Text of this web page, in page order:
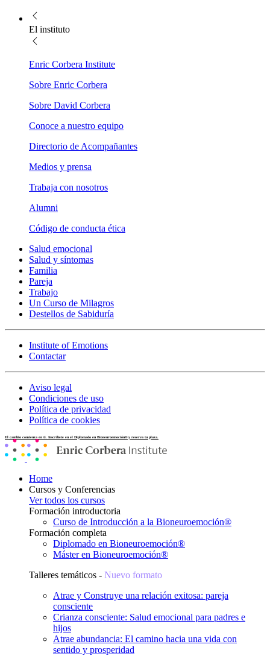
El instituto
Enric Corbera Institute
Sobre Enric Corbera
Sobre David Corbera
Conoce a nuestro equipo
Directorio de Acompañantes
Medios y prensa
Trabaja con nosotros
Alumni
Código de conducta ética
Salud emocional
Salud y síntomas
Familia
Pareja
Trabajo
Un Curso de Milagros
Destellos de Sabiduría
Institute of Emotions
Contactar
Aviso legal
Condiciones de uso
Política de privacidad
Política de cookies
El cambio comienza en ti. Inscríbete en el Diplomado en Bioneuroemoción® y reserva tu plaza.
Home
Cursos y Conferencias
Ver todos los cursos
Formación introductoria
Curso de Introducción a la Bioneuroemoción®
Formación completa
Diplomado en Bioneuroemoción®
Máster en Bioneuroemoción®
Talleres temáticos - Nuevo formato
Atrae y Construye una relación exitosa: pareja
consciente
Crianza consciente: Salud emocional para padres e
hijos
Atrae abundancia: El camino hacia una vida con
sentido y prosperidad